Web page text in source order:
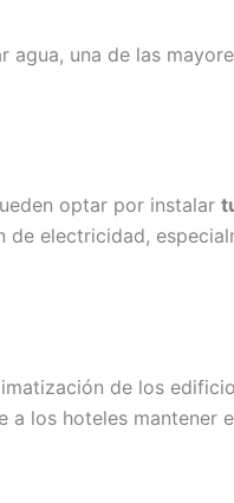
agua, una de las
optar por instalar
de electricidad,
de los
a los hoteles mantener